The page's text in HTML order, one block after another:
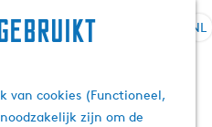
van cookies (Functioneel,
zijn om de
S
NL